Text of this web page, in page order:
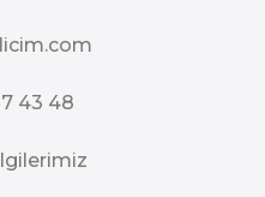
43 48